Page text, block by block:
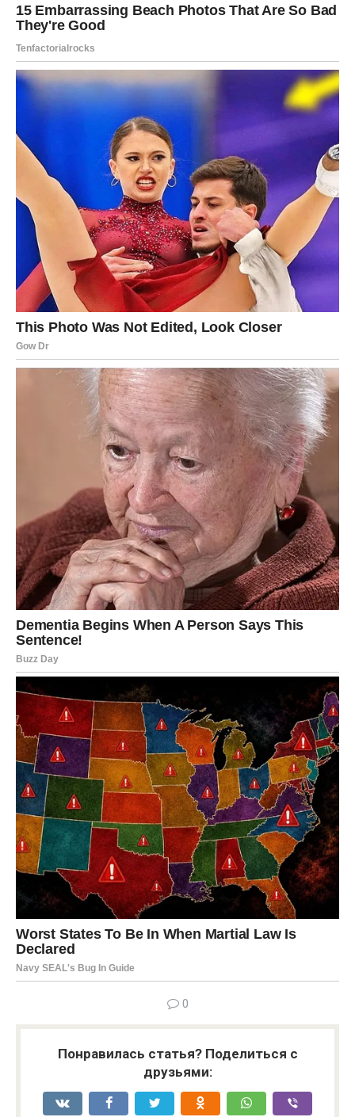
0
Понравилась статья? Поделиться с
друзьями: